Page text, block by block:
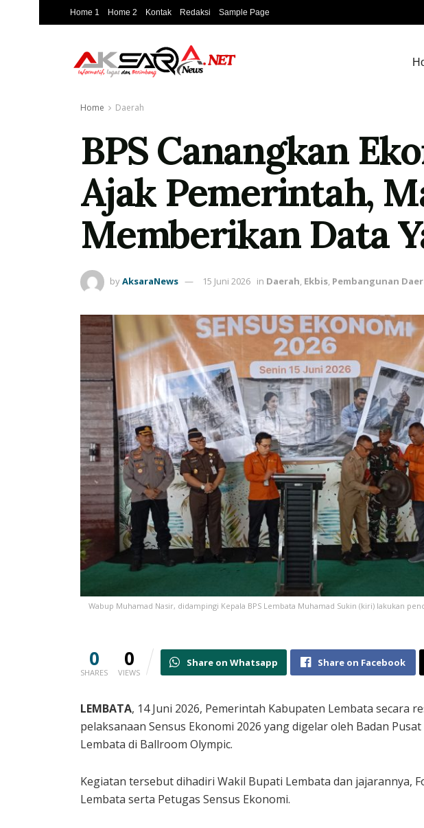
Home 1 Home 2 Kontak Redaksi Sample Page
Home Daerah
BPS Canangkan
Ajak Pemerintah,
Memberikan Data
byAksaraNews 15 Juni 2026 in Daerah, Ekbis, Pembangunan
Wabup Muhamad Nasir, didampingi Kepala BPS Lembata Muhamad Sukin (kiri) lakukan
0
SHARES
0
VIEWS
Share on Whatsapp Share on Facebook
LEMBATA, 14 Juni 2026, Pemerintah Kabupaten Lembata secara
pelaksanaan Sensus Ekonomi 2026 yang digelar oleh Badan
Lembata di Ballroom Olympic.
Kegiatan tersebut dihadiri Wakil Bupati Lembata dan jajarannya,
Lembata serta Petugas Sensus Ekonomi.